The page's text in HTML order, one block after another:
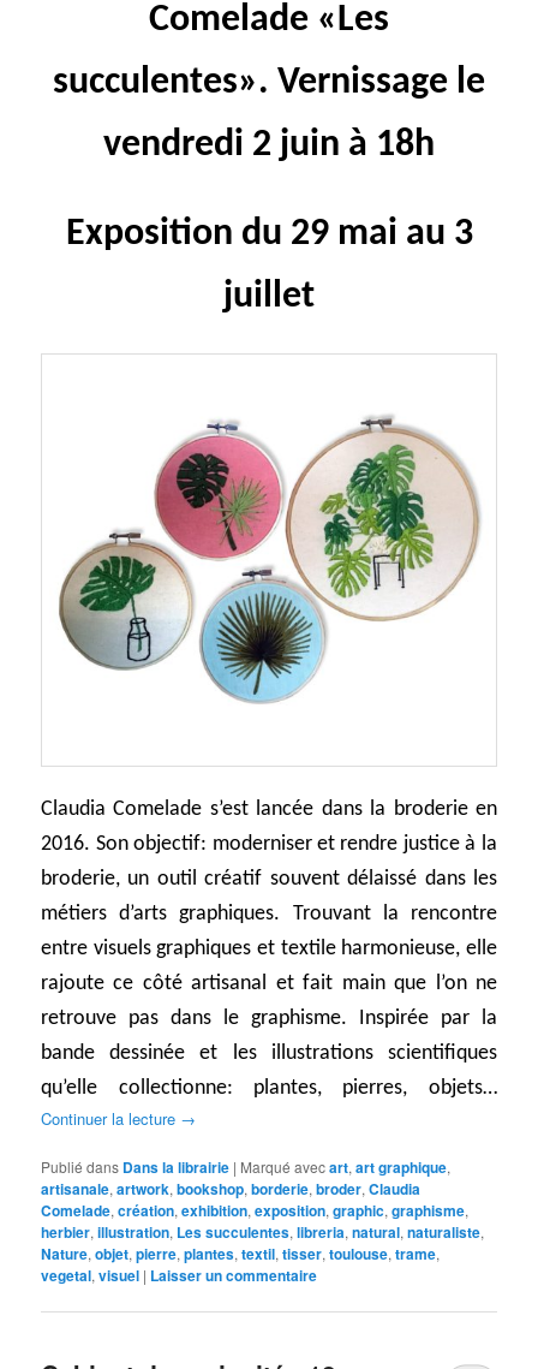
Comelade «Les
succulentes». Vernissage le
vendredi 2 juin à 18h
Exposition du 29 mai au 3
juillet
Claudia Comelade s’est lancée dans la broderie en
2016. Son objectif: moderniser et rendre justice à la
broderie, un outil créatif souvent délaissé dans les
métiers d’arts graphiques. Trouvant la rencontre
entre visuels graphiques et textile harmonieuse, elle
rajoute ce côté artisanal et fait main que l’on ne
retrouve pas dans le graphisme. Inspirée par la
bande dessinée et les illustrations scientifiques
qu’elle collectionne: plantes, pierres, objets…
Continuer la lecture →
Publié dans Dans la librairie | Marqué avecart,art graphique,
artisanale,artwork,bookshop,borderie,broder,Claudia
Comelade,création,exhibition,exposition,graphic,graphisme,
herbier,illustration, Les succulentes,libreria,natural,naturaliste,
Nature,objet,pierre,plantes,textil,tisser,toulouse,trame,
vegetal,visuel | Laisser un commentaire